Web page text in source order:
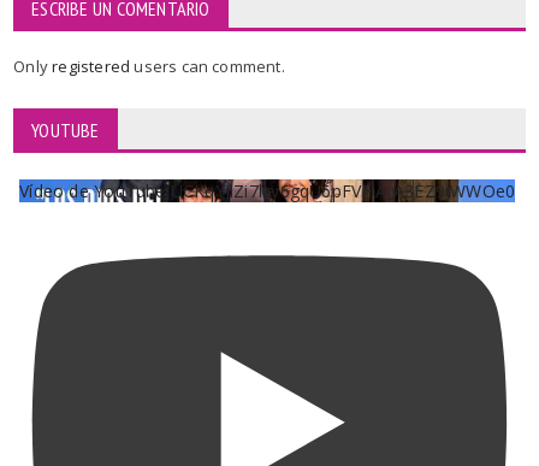
ESCRIBE UN COMENTARIO
Onlyregisteredusers can comment.
YOUTUBE
Vídeo de YouTube UCKqYjiZi7lzy6gqU6pFVFiA_A3EZ9JWWOe0